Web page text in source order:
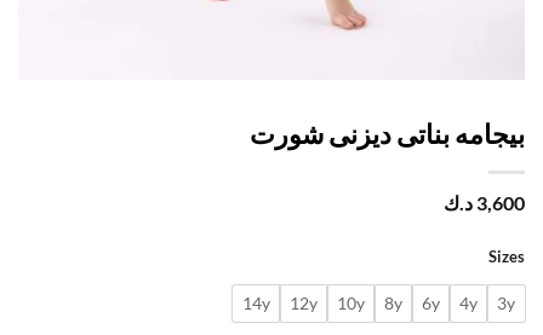
بناتى ديزنى شورت
د.ك
4y
6y
8y
10y
12y
14y